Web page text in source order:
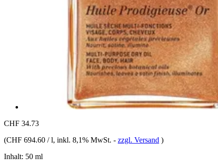
CHF 34.73
(CHF 694.60 / l, inkl. 8,1% MwSt. - zzgl. Versand )
Inhalt: 50 ml